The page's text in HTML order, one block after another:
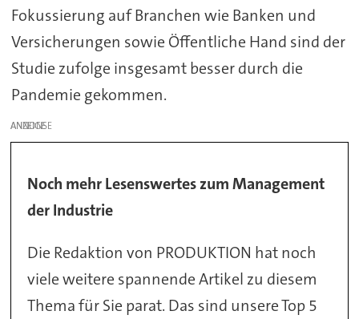
Fokussierung auf Branchen wie Banken und
Versicherungen sowie Öffentliche Hand sind der
Studie zufolge insgesamt besser durch die
Pandemie gekommen.
ANZEIGE
Noch mehr Lesenswertes zum Management
der Industrie
Die Redaktion von PRODUKTION hat noch
viele weitere spannende Artikel zu diesem
Thema für Sie parat. Das sind unsere Top 5